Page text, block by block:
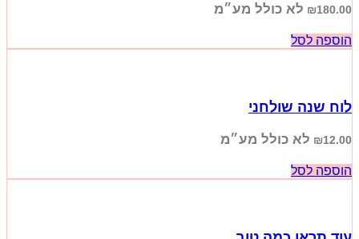
₪180.00 לא כולל מע״מ
הוספה לסל
לוח שנה שולחני
₪12.00 לא כולל מע״מ
הוספה לסל